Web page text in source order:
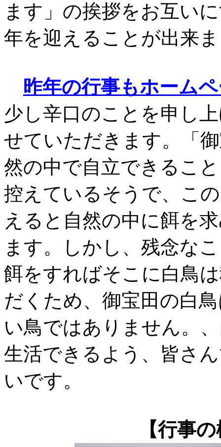
ます」の挨拶をお互い
年を迎えることが出来
昨年の行事もホーム
少し辛口のことを申し
せていただきます。「
然の中で自立できるこ
控えているそうで、こ
えると自然の中に餌を
ます。しかし、残念な
餌をすればそこに白鳥
だくため、御宝田の白
い鳥ではありません。
生活できるよう、皆さ
いです。
【行事